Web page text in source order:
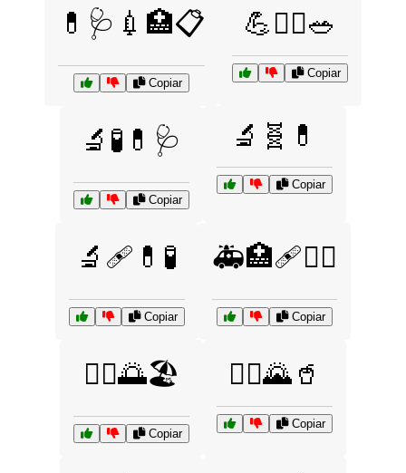
💊🩺💉🏥📋
Copiar
💪🏋️‍♂️🥗
Copiar
🔬🧪💊🩺
Copiar
🔬🧬💊
Copiar
🔬🩹💊🧪
Copiar
🚑🏥🩹👨‍⚕️
Copiar
🚴‍♀️🌅🏖️
Copiar
🚴‍♂️🌄🥤
Copiar